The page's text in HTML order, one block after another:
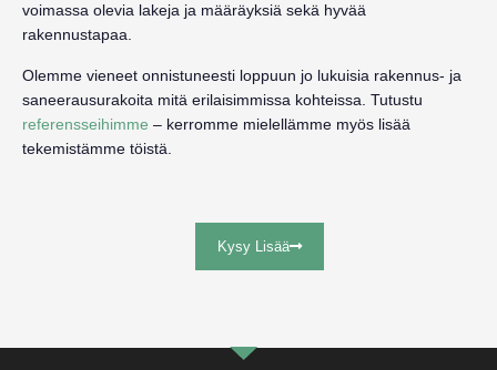
voimassa olevia lakeja ja määräyksiä sekä hyvää
rakennustapaa.
Olemme vieneet onnistuneesti loppuun jo lukuisia rakennus- ja
saneerausurakoita mitä erilaisimmissa kohteissa. Tutustu
referensseihimme – kerromme mielellämme myös lisää
tekemistämme töistä.
Kysy Lisää